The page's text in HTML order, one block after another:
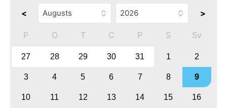
< >
P O T C P S Sv
27 28 29 30 31 1 2
3 4 5 6 7 8 9
10 11 12 13 14 15 16